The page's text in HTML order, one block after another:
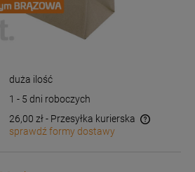
duża ilość
1 - 5 dni roboczych
26,00 zł- Przesyłka kurierska
kosztów płatności
sprawdź formy dostawy